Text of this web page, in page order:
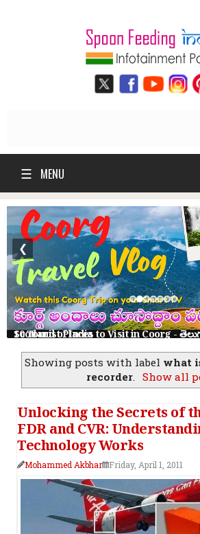
☰ MENU
10 Tourist Places to Visit in Coorg - తెలుగులో కూర్గ్ ట్రిప్ - Scotland of India
❮
Showing posts with label what
recorder. Show all
Unlocking the Secrets of
FDR and CVR:
Technology Works
Mohammed Akbhar Friday, April 1, 2011